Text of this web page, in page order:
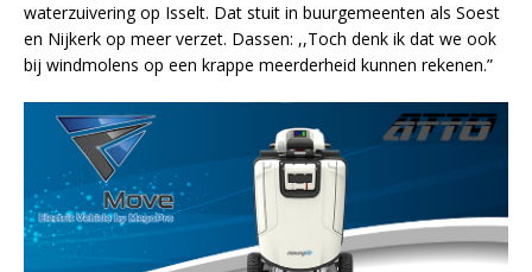
waterzuivering op Isselt. Dat stuit in buurgemeenten als Soest
en Nijkerk op meer verzet. Dassen: ,,Toch denk ik dat we ook
bij windmolens op een krappe meerderheid kunnen rekenen.”